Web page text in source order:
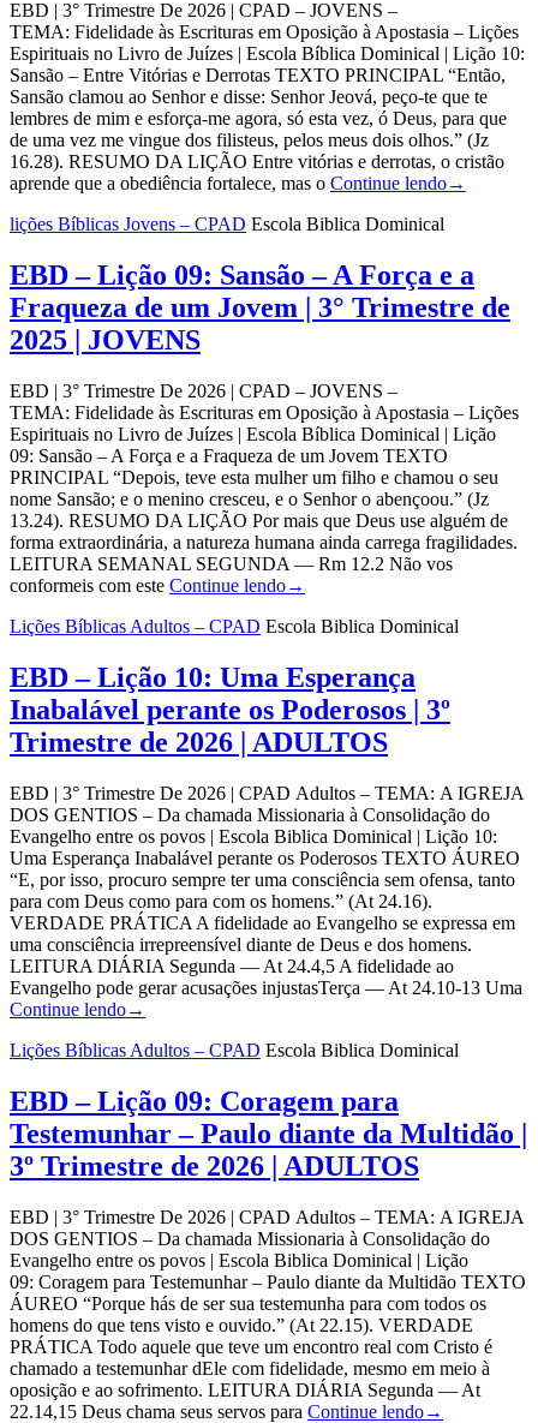
EBD | 3° Trimestre De 2026 | CPAD – JOVENS –
TEMA: Fidelidade às Escrituras em Oposição à Apostasia – Lições
Espirituais no Livro de Juízes | Escola Bíblica Dominical | Lição 10:
Sansão – Entre Vitórias e Derrotas TEXTO PRINCIPAL “Então,
Sansão clamou ao Senhor e disse: Senhor Jeová, peço-te que te
lembres de mim e esforça-me agora, só esta vez, ó Deus, para que
de uma vez me vingue dos filisteus, pelos meus dois olhos.” (Jz
16.28). RESUMO DA LIÇÃO Entre vitórias e derrotas, o cristão
aprende que a obediência fortalece, mas o Continue lendo→
lições Bíblicas Jovens – CPAD Escola Biblica Dominical
EBD – Lição 09: Sansão – A Força e a
Fraqueza de um Jovem | 3° Trimestre de
2025 | JOVENS
EBD | 3° Trimestre De 2026 | CPAD – JOVENS –
TEMA: Fidelidade às Escrituras em Oposição à Apostasia – Lições
Espirituais no Livro de Juízes | Escola Bíblica Dominical | Lição
09: Sansão – A Força e a Fraqueza de um Jovem TEXTO
PRINCIPAL “Depois, teve esta mulher um filho e chamou o seu
nome Sansão; e o menino cresceu, e o Senhor o abençoou.” (Jz
13.24). RESUMO DA LIÇÃO Por mais que Deus use alguém de
forma extraordinária, a natureza humana ainda carrega fragilidades.
LEITURA SEMANAL SEGUNDA — Rm 12.2 Não vos
conformeis com este Continue lendo→
Lições Bíblicas Adultos – CPAD Escola Biblica Dominical
EBD – Lição 10: Uma Esperança
Inabalável perante os Poderosos | 3º
Trimestre de 2026 | ADULTOS
EBD | 3° Trimestre De 2026 | CPAD Adultos – TEMA: A IGREJA
DOS GENTIOS – Da chamada Missionaria à Consolidação do
Evangelho entre os povos | Escola Biblica Dominical | Lição 10:
Uma Esperança Inabalável perante os Poderosos TEXTO ÁUREO
“E, por isso, procuro sempre ter uma consciência sem ofensa, tanto
para com Deus como para com os homens.” (At 24.16).
VERDADE PRÁTICA A fidelidade ao Evangelho se expressa em
uma consciência irrepreensível diante de Deus e dos homens.
LEITURA DIÁRIA Segunda — At 24.4,5 A fidelidade ao
Evangelho pode gerar acusações injustasTerça — At 24.10-13 Uma
Continue lendo→
Lições Bíblicas Adultos – CPAD Escola Biblica Dominical
EBD – Lição 09: Coragem para
Testemunhar – Paulo diante da Multidão |
3º Trimestre de 2026 | ADULTOS
EBD | 3° Trimestre De 2026 | CPAD Adultos – TEMA: A IGREJA
DOS GENTIOS – Da chamada Missionaria à Consolidação do
Evangelho entre os povos | Escola Biblica Dominical | Lição
09: Coragem para Testemunhar – Paulo diante da Multidão TEXTO
ÁUREO “Porque hás de ser sua testemunha para com todos os
homens do que tens visto e ouvido.” (At 22.15). VERDADE
PRÁTICA Todo aquele que teve um encontro real com Cristo é
chamado a testemunhar dEle com fidelidade, mesmo em meio à
oposição e ao sofrimento. LEITURA DIÁRIA Segunda — At
22.14,15 Deus chama seus servos para Continue lendo→